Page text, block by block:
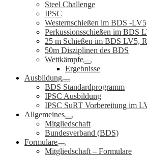
Steel Challenge
IPSC
Westernschießen im BDS -
Perkussionsschießen im BDS
25 m Schießen im BDS LV5,
50m Disziplinen des BDS
Wettkämpfe
Ergebnisse
Ausbildung
BDS Standardprogramm
IPSC Ausbildung
IPSC SuRT Vorbereitung im
Allgemeines
Mitgliedschaft
Bundesverband (BDS)
Formulare
Mitgliedschaft – Formulare